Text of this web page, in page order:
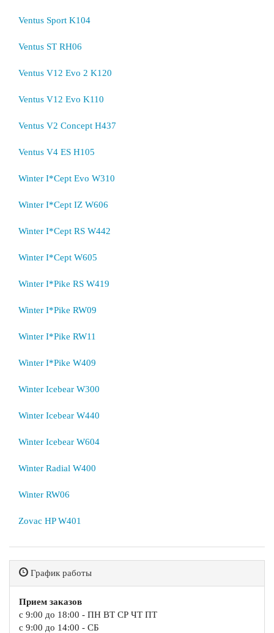
Ventus Sport K104
Ventus ST RH06
Ventus V12 Evo 2 K120
Ventus V12 Evo K110
Ventus V2 Concept H437
Ventus V4 ES H105
Winter I*Cept Evo W310
Winter I*Cept IZ W606
Winter I*Cept RS W442
Winter I*Cept W605
Winter I*Pike RS W419
Winter I*Pike RW09
Winter I*Pike RW11
Winter I*Pike W409
Winter Icebear W300
Winter Icebear W440
Winter Icebear W604
Winter Radial W400
Winter RW06
Zovac HP W401
График работы
Прием заказов
с 9:00 до 18:00 - ПН ВТ СР ЧТ ПТ
с 9:00 до 14:00 - СБ